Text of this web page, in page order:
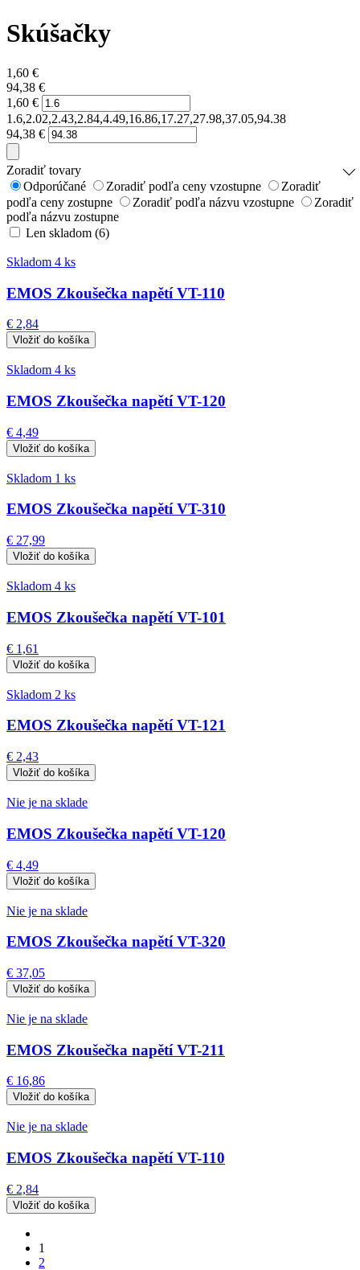
Skúšačky
1,60 €
94,38 €
1,60 €
1.6,2.02,2.43,2.84,4.49,16.86,17.27,27.98,37.05,94.38
94,38 €
Zoradiť tovary
Odporúčané
Zoradiť podľa ceny vzostupne
Zoradiť
podľa ceny zostupne
Zoradiť podľa názvu vzostupne
Zoradiť
podľa názvu zostupne
Len skladom (6)
Skladom 4 ks
EMOS Zkoušečka napětí VT-110
€ 2,84
Skladom 4 ks
EMOS Zkoušečka napětí VT-120
€ 4,49
Skladom 1 ks
EMOS Zkoušečka napětí VT-310
€ 27,99
Skladom 4 ks
EMOS Zkoušečka napětí VT-101
€ 1,61
Skladom 2 ks
EMOS Zkoušečka napětí VT-121
€ 2,43
Nie je na sklade
EMOS Zkoušečka napětí VT-120
€ 4,49
Nie je na sklade
EMOS Zkoušečka napětí VT-320
€ 37,05
Nie je na sklade
EMOS Zkoušečka napětí VT-211
€ 16,86
Nie je na sklade
EMOS Zkoušečka napětí VT-110
€ 2,84
1
2